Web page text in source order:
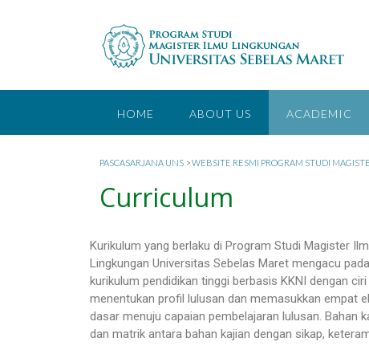
HOME ABOUT US ACADEMIC
PASCASARJANA UNS >WEBSITE RESMI PROGRAM STUDI
Curriculum
Kurikulum yang berlaku di Program Studi Magister
Lingkungan Universitas Sebelas Maret mengacu pada
kurikulum pendidikan tinggi berbasis KKNI dengan
menentukan profil lulusan dan memasukkan empat
dasar menuju capaian pembelajaran lulusan. Bahan
dan matrik antara bahan kajian dengan sikap,